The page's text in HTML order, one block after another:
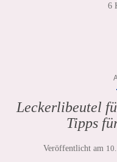
6
Leckerlibeutel
Tipps
Veröffentlicht am